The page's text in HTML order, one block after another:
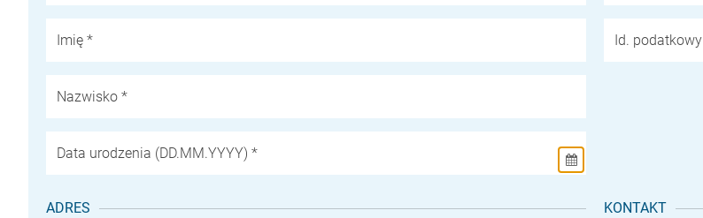
Imię *
Nazwisko *
Data urodzenia (DD.MM.YYYY) *
Id. podatkowy
ADRES KONTAKT